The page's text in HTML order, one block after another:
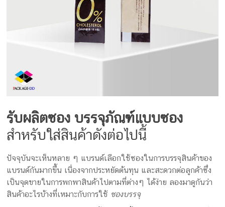
รับผลิตซอง บรรจุภัณฑ์แบบซอง
สำหรับใส่สินค้าดังต่อไปนี้
ปัจจุบันจะเห็นหลาย ๆ แบรนด์เลือกใช้ซองในการบรรจุสินค้าของ
แบรนด์กันมากขึ้น เนื่องจากประหยัดต้นทุน และสะดวกต่อลูกค้าซึ่ง
เป็นจุดขายในการพกพาสินค้าไปตามที่ต่างๆ ได้ง่าย ลองมาดูกันว่า
สินค้าอะไรบ้างที่เหมาะกับการใช้ ซองบรรจุ